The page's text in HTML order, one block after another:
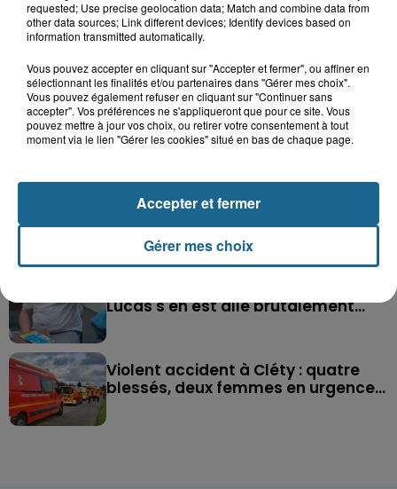
Saint-Omer : un enfant gravement brûlé
Valérie, 46 ans, portée disparue
depuis mardi à Dunkerque, sa...
Lucas s'en est allé brutalement...
Violent accident à Cléty : quatre
blessés, deux femmes en urgence...
requested; Use precise geolocation data; Match and combine data from
other data sources; Link different devices; Identify devices based on
information transmitted automatically.
Vous pouvez accepter en cliquant sur "Accepter et fermer", ou affiner en
sélectionnant les finalités et/ou partenaires dans "Gérer mes choix".
Vous pouvez également refuser en cliquant sur "Continuer sans
accepter". Vos préférences ne s'appliqueront que pour ce site. Vous
pouvez mettre à jour vos choix, ou retirer votre consentement à tout
moment via le lien "Gérer les cookies" situé en bas de chaque page.
Gérer mes choix
Accepter et fermer